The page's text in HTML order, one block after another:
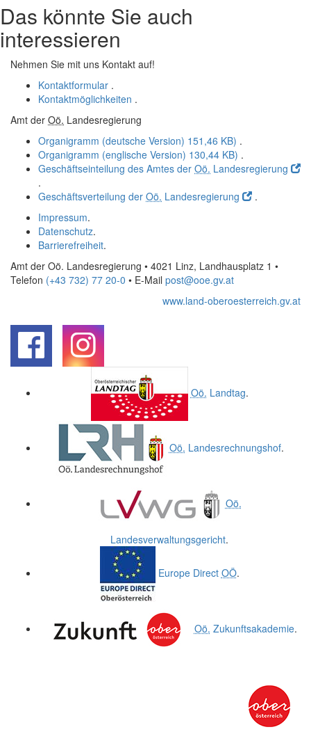
Das könnte Sie auch
interessieren
Nehmen Sie mit uns Kontakt auf!
Kontaktformular .
Kontaktmöglichkeiten .
Amt der Oö. Landesregierung
Organigramm (deutsche Version) 151,46 KB) .
Organigramm (englische Version) 130,44 KB) .
Geschäftseinteilung des Amtes der Oö. Landesregierung
.
Geschäftsverteilung der Oö. Landesregierung
.
Impressum.
Datenschutz.
Barrierefreiheit.
Amt der Oö. Landesregierung • 4021 Linz, Landhausplatz 1 •
Telefon (+43 732) 77 20-0 • E-Mail post@ooe.gv.at
www.land-oberoesterreich.gv.at
Oö. Landtag.
Oö. Landesrechnungshof.
Oö.
Landesverwaltungsgericht.
Europe Direct OÖ.
Oö. Zukunftsakademie.